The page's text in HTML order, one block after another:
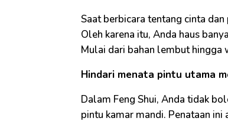
Saat berbicara tentang cinta
Oleh karena itu, Anda haus
Mulai dari bahan lembut hingga
Hindari menata pintu utama
Dalam Feng Shui, Anda tidak
pintu kamar mandi. Penataan